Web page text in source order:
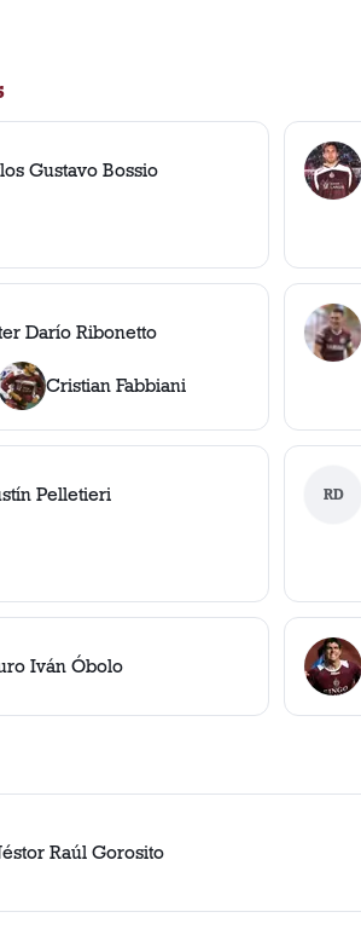
Gustavo Bossio
Darío Ribonetto
Cristian Fabbiani
Pelletieri RD
Iván Óbolo
Raúl Gorosito